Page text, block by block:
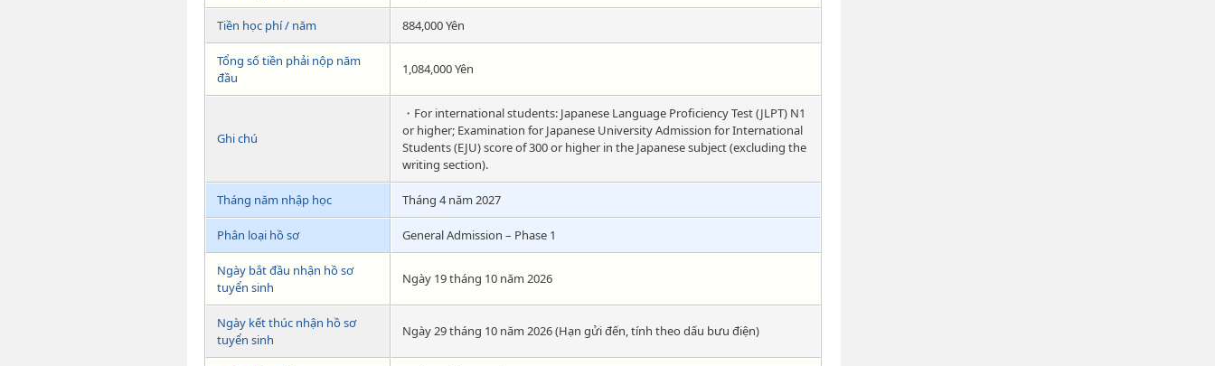
Tiền học phí / năm 884,000 Yên
Tổng số tiền phải nộp năm
đầu
1,084,000 Yên
Ghi chú
・For international students: Japanese Language Proficiency Test (JLPT) N1
or higher; Examination for Japanese University Admission for International
Students (EJU) score of 300 or higher in the Japanese subject (excluding the
writing section).
Tháng năm nhập học Tháng 4 năm 2027
Phân loại hồ sơ General Admission – Phase 1
Ngày bắt đầu nhận hồ sơ
tuyển sinh
Ngày 19 tháng 10 năm 2026
Ngày kết thúc nhận hồ sơ
tuyển sinh
Ngày 29 tháng 10 năm 2026 (Hạn gửi đến, tính theo dấu bưu điện)